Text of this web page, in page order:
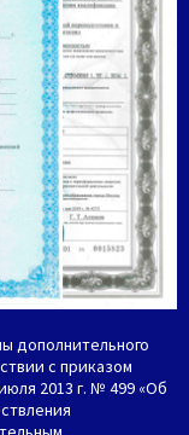
дополнительного
с приказом
2013 г. № 499 «Об